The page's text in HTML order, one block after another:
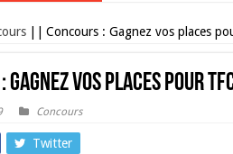
Concours : Gagnez vos places
Gagnez vos places pour
Concours
Twitter